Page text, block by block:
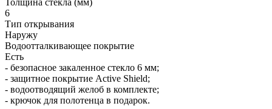
6
Тип открывания
Наружу
Водоотталкивающее покрытие
Есть
- безопасное закаленное стекло 6 мм;
- защитное покрытие Active Shield;
- водоотводящий желоб в комплекте;
- крючок для полотенца в подарок.